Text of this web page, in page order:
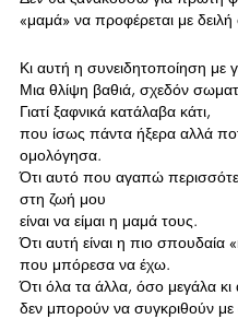
«μαμά» να προφέρεται με
Κι αυτή η συνειδητοποίηση με
Μια θλίψη βαθιά, σχεδόν
Γιατί ξαφνικά κατάλαβα κάτι,
που ίσως πάντα ήξερα αλλά
ομολόγησα.
Ότι αυτό που αγαπώ
στη ζωή μου
είναι να είμαι η μαμά τους.
Ότι αυτή είναι η πιο σπουδαία
που μπόρεσα να έχω.
Ότι όλα τα άλλα, όσο μεγάλα κι
δεν μπορούν να συγκριθούν με